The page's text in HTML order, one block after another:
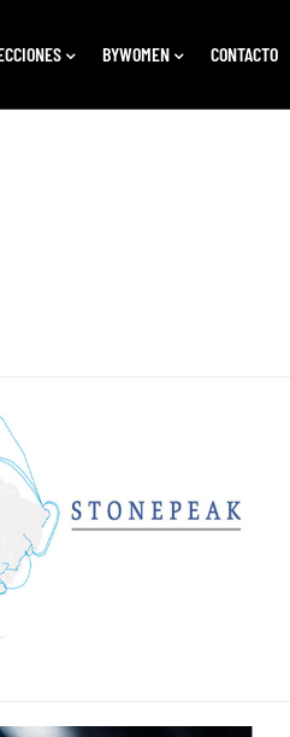
BYWOMEN CONTACTO